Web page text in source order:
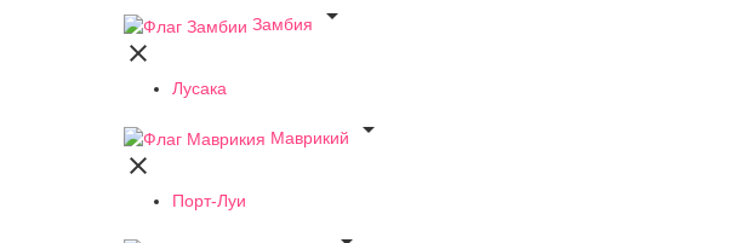
Замбия


Лусака
Маврикий


Порт-Луи